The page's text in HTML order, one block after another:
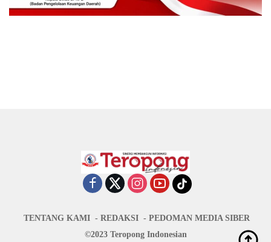
TENTANG KAMI REDAKSI
PEDOMAN MEDIA SIBER
©2023 Teropong Indonesian